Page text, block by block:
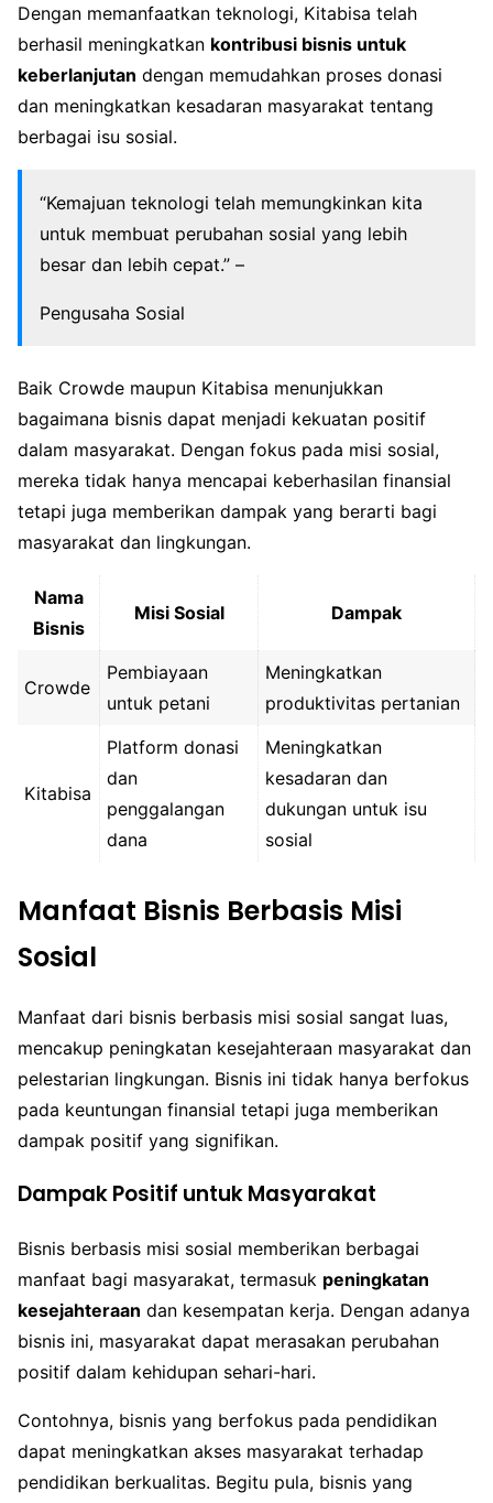
Dengan memanfaatkan teknologi, Kitabisa telah
berhasil meningkatkan kontribusi bisnis untuk
keberlanjutan dengan memudahkan proses donasi
dan meningkatkan kesadaran masyarakat tentang
berbagai isu sosial.
“Kemajuan teknologi telah memungkinkan kita
untuk membuat perubahan sosial yang lebih
besar dan lebih cepat.” –
Pengusaha Sosial
Baik Crowde maupun Kitabisa menunjukkan
bagaimana bisnis dapat menjadi kekuatan positif
dalam masyarakat. Dengan fokus pada misi sosial,
mereka tidak hanya mencapai keberhasilan finansial
tetapi juga memberikan dampak yang berarti bagi
masyarakat dan lingkungan.
Nama
Bisnis
Misi Sosial Dampak
Crowde
Pembiayaan
untuk petani
Meningkatkan
produktivitas pertanian
Kitabisa
Platform donasi
dan
penggalangan
dana
Meningkatkan
kesadaran dan
dukungan untuk isu
sosial
Manfaat Bisnis Berbasis Misi
Sosial
Manfaat dari bisnis berbasis misi sosial sangat luas,
mencakup peningkatan kesejahteraan masyarakat dan
pelestarian lingkungan. Bisnis ini tidak hanya berfokus
pada keuntungan finansial tetapi juga memberikan
dampak positif yang signifikan.
Dampak Positif untuk Masyarakat
Bisnis berbasis misi sosial memberikan berbagai
manfaat bagi masyarakat, termasuk peningkatan
kesejahteraan dan kesempatan kerja. Dengan adanya
bisnis ini, masyarakat dapat merasakan perubahan
positif dalam kehidupan sehari-hari.
Contohnya, bisnis yang berfokus pada pendidikan
dapat meningkatkan akses masyarakat terhadap
pendidikan berkualitas. Begitu pula, bisnis yang